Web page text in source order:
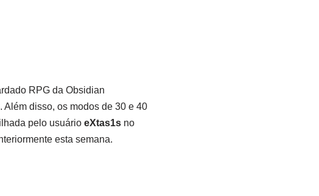
RPG da Obsidian
disso, os modos de 30 e 40
pelo usuário eXtas1sno
esta semana.